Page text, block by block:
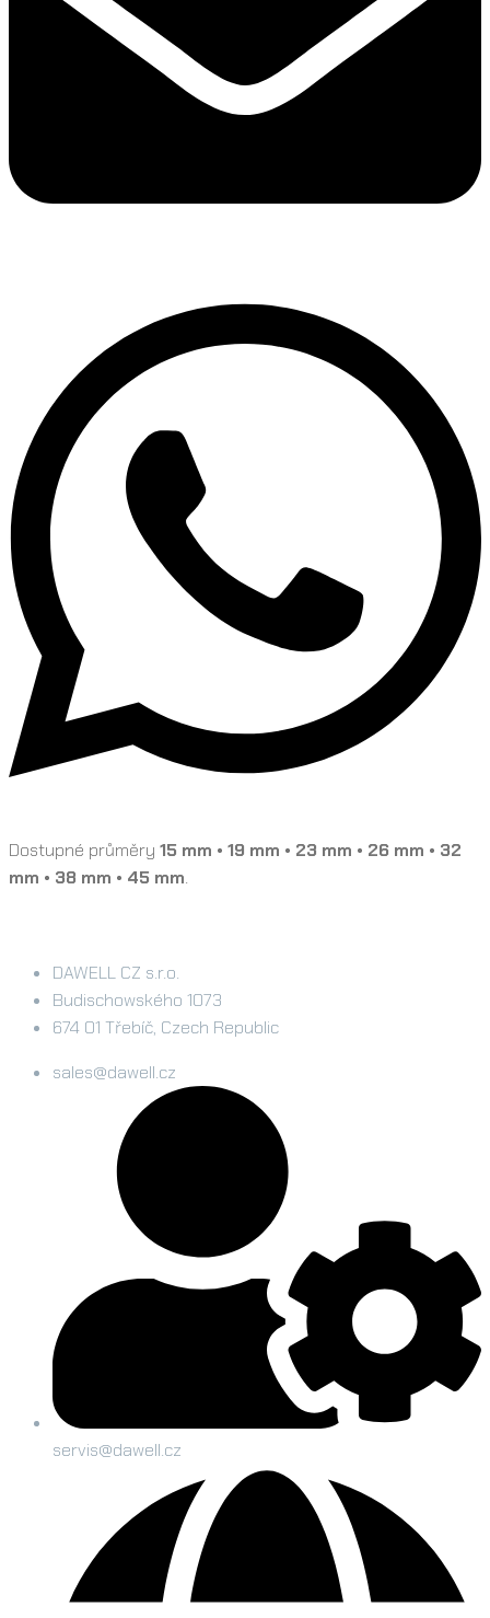
Dostupné průměry 15 mm • 19 mm • 23 mm • 26 mm • 32
mm • 38 mm • 45 mm.
DAWELL CZ s.r.o.
Budischowského 1073
674 01 Třebíč, Czech Republic
sales@dawell.cz
servis@dawell.cz